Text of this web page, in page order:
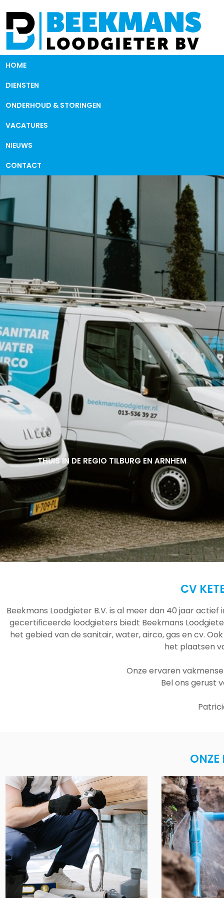
HOME
DIENSTEN
ONDERHOUD & STORINGEN
VACATURES
NIEUWS
CONTACT
THUIS IN DE REGIO TILBURG EN ARNHEM
THUIS IN DE REGIO TILBURG EN ARNHEM
THUIS IN DE REGIO TILBURG EN ARNHEM
CV
Beekmans Loodgieter B.V. is al meer dan 40 jaar
gecertificeerde loodgieters biedt Beekmans
het gebied van de sanitair, water, airco, gas en cv.
het plaatsen
Onze ervaren
Bel ons gerust
ONZE